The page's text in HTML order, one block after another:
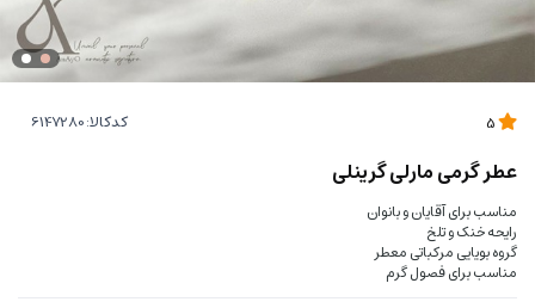
کدکالا:
عطر گرمی مارلی گرینلی
مناسب برای آقایان و بانوان
رایحه خنک و تلخ
گروه بویایی مرکباتی معطر
مناسب برای فصول گرم